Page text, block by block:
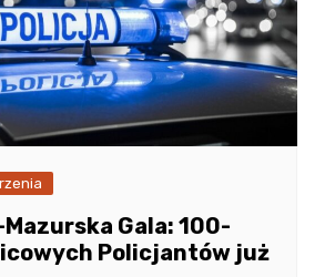
Gala: 100-
Policjantów już